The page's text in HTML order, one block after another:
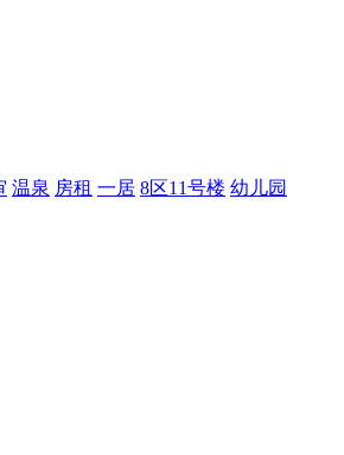
温泉 房租 一居 8区11号楼 幼儿园